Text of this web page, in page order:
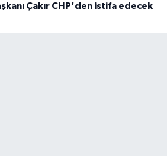
Çakır CHP'den istifa edecek